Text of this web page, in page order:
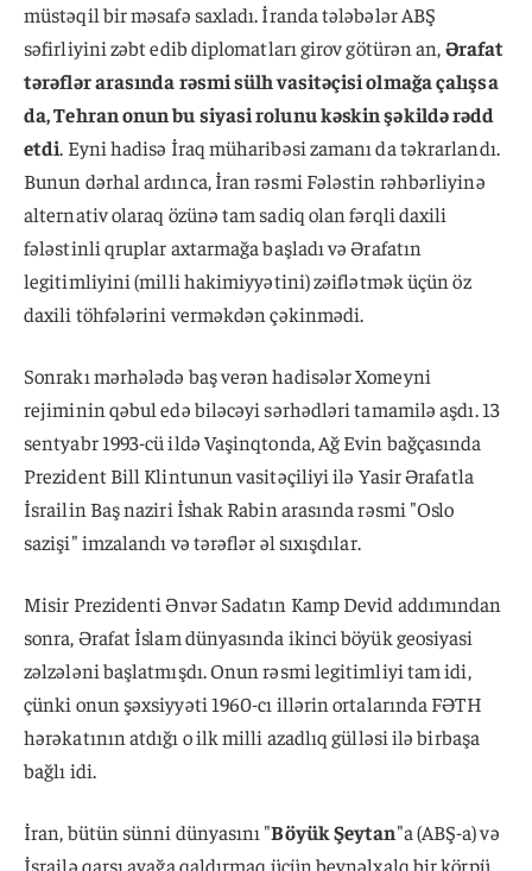
müstəqil bir məsafə saxladı. İranda tələbələr ABŞ
səfirliyini zəbt edib diplomatları girov götürən an,Ərafat
tərəflər arasında rəsmi sülh vasitəçisi olmağa çalışsa
da, Tehran onun bu siyasi rolunu kəskin şəkildə rədd
etdi. Eyni hadisə İraq müharibəsi zamanı da təkrarlandı.
Bunun dərhal ardınca, İran rəsmi Fələstin rəhbərliyinə
alternativ olaraq özünə tam sadiq olan fərqli daxili
fələstinli qruplar axtarmağa başladı və Ərafatın
legitimliyini (milli hakimiyyətini) zəiflətmək üçün öz
daxili töhfələrini verməkdən çəkinmədi.
Sonrakı mərhələdə baş verən hadisələr Xomeyni
rejiminin qəbul edə biləcəyi sərhədləri tamamilə aşdı. 13
sentyabr 1993-cü ildə Vaşinqtonda, Ağ Evin bağçasında
Prezident Bill Klintunun vasitəçiliyi ilə Yasir Ərafatla
İsrailin Baş naziri İshak Rabin arasında rəsmi "Oslo
sazişi" imzalandı və tərəflər əl sıxışdılar.
Misir Prezidenti Ənvər Sadatın Kamp Devid addımından
sonra, Ərafat İslam dünyasında ikinci böyük geosiyasi
zəlzələni başlatmışdı. Onun rəsmi legitimliyi tam idi,
çünki onun şəxsiyyəti 1960-cı illərin ortalarında FƏTH
hərəkatının atdığı o ilk milli azadlıq gülləsi ilə birbaşa
bağlı idi.
İran, bütün sünni dünyasını "Böyük Şeytan"a (ABŞ-a) və
İsrailə qarşı ayağa qaldırmaq üçün beynəlxalq bir körpü